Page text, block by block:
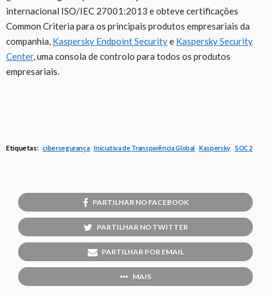
internacional ISO/IEC 27001:2013 e obteve certificações
Common Criteria para os principais produtos empresariais da
companhia, Kaspersky Endpoint Securitye Kaspersky Security
Center, uma consola de controlo para todos os produtos
empresariais.
Etiquetas: cibersegurança Iniciativa de Transparência Global Kaspersky SOC 2
PARTILHAR NO FACEBOOK
PARTILHAR NO TWITTER
PARTILHAR POR EMAIL
MAIS